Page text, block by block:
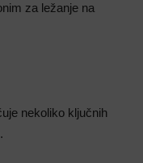
za ležanje na
nekoliko ključnih